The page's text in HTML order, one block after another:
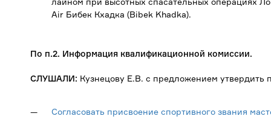
Air Бибек Кхадка (Bibek Khadka).
По п.2. Информация квалификационной комиссии.
СЛУШАЛИ: Кузнецову Е.В. с предложением утвердить
Согласовать присвоение спортивного звания